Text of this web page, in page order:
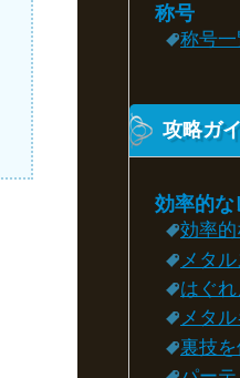
称号
称号
攻略ガ
効率的な
効率
メタ
はぐ
メタ
裏技